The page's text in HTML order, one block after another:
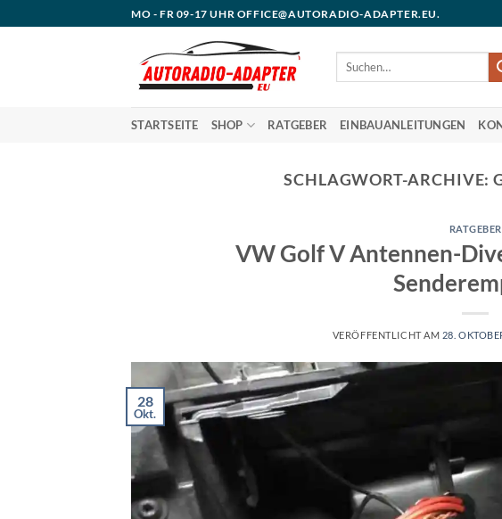
Inhalt
MO - FR 09-17 UHR OFFICE@AUTORADIO-ADAPTER.EU.
Suchen
STARTSEITE SHOP RATGEBER EINBAUANLEITUNGEN
SCHLAGWORT-ARCHIVE:
RATGEBER
VW Golf V Antennen-
VERÖFFENTLICHT AM 28.
28
Okt.